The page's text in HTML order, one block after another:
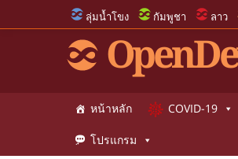
ลุ่มน้ำโขง กัมพูชา ลาว
หน้าหลัก COVID-19
โปรแกรม